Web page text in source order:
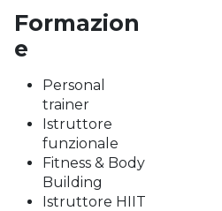
Formazion
e
Personal
trainer
Istruttore
funzionale
Fitness & Body
Building
Istruttore HIIT